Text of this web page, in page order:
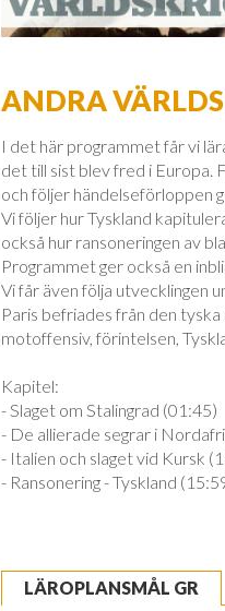
ANDRA
I det här programmet får vi
det till sist blev fred i Europa.
och följer händelseförloppen
Vi följer hur Tyskland
också hur ransoneringen av
Programmet ger också en
Vi får även följa utvecklingen
Paris befriades från den
motoffensiv, förintelsen,
Kapitel:
- Slaget om Stalingrad (01:45)
- De allierade segrar i
- Italien och slaget vid Kursk
- Ransonering - Tyskland
LÄROPLANSMÅL GR